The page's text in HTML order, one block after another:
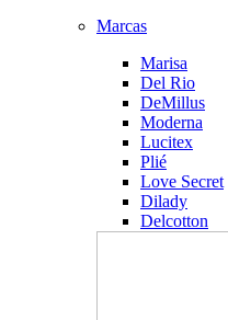
Marcas
Marisa
Del Rio
DeMillus
Moderna
Lucitex
Plié
Love Secret
Dilady
Delcotton